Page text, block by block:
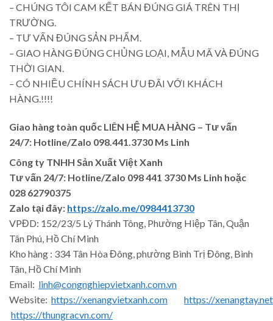
– CHÚNG TÔI CAM KẾT BÁN ĐÚNG GIÁ TRÊN THỊ
TRƯỜNG.
– TƯ VẤN ĐÚNG SẢN PHẨM.
– GIAO HÀNG ĐÚNG CHỦNG LOẠI, MẪU MÃ VÀ ĐÚNG
THỜI GIAN.
– CÓ NHIỀU CHÍNH SÁCH ƯU ĐÃI VỚI KHÁCH
HÀNG.!!!!
Giao hàng toàn quốc LIÊN HỆ MUA HÀNG – Tư vấn
24/7: Hotline/Zalo 098.441.3730 Ms Linh
Công ty TNHH Sản Xuất Việt Xanh
Tư vấn 24/7: Hotline/Zalo 098 441 3730 Ms Linh hoặc
028 62790375
Zalo tại đây: https://zalo.me/0984413730
VPĐD: 152/23/5 Lý Thánh Tông, Phường Hiệp Tân, Quận
Tân Phú, Hồ Chí Minh
Kho hàng : 334 Tân Hòa Đông, phường Bình Trị Đông, Bình
Tân, Hồ Chí Minh
Email: linh@congnghiepvietxanh.com.vn
Website: https://xenangvietxanh.com
https://xenangtay.net
https://thungracvn.com/